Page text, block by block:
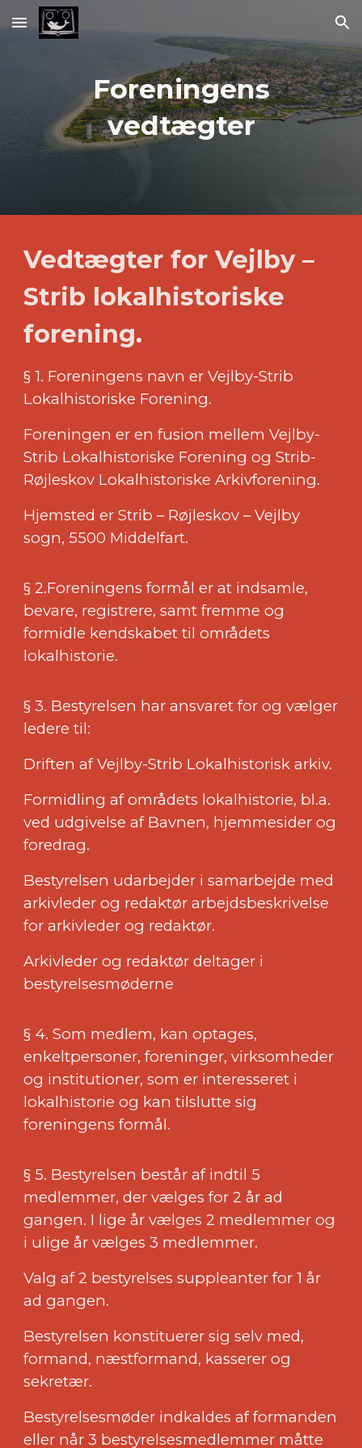
Skip to main content Skip to navigation
Foreningens
vedtægter
Vedtægter for Vejlby –
Strib lokalhistoriske
forening.
§ 1. Foreningens navn er Vejlby-Strib
Lokalhistoriske Forening.
Foreningen er en fusion mellem Vejlby-
Strib Lokalhistoriske Forening og Strib-
Røjleskov Lokalhistoriske Arkivforening.
Hjemsted er Strib – Røjleskov – Vejlby
sogn, 5500 Middelfart.
§ 2.Foreningens formål er at indsamle,
bevare, registrere, samt fremme og
formidle kendskabet til områdets
lokalhistorie.
§ 3. Bestyrelsen har ansvaret for og vælger
ledere til:
Driften af Vejlby-Strib Lokalhistorisk arkiv.
Formidling af områdets lokalhistorie, bl.a.
ved udgivelse af Bavnen, hjemmesider og
foredrag.
Bestyrelsen udarbejder i samarbejde med
arkivleder og redaktør arbejdsbeskrivelse
for arkivleder og redaktør.
Arkivleder og redaktør deltager i
bestyrelsesmøderne
§ 4. Som medlem, kan optages,
enkeltpersoner, foreninger, virksomheder
og institutioner, som er interesseret i
lokalhistorie og kan tilslutte sig
foreningens formål.
§ 5. Bestyrelsen består af indtil 5
medlemmer, der vælges for 2 år ad
gangen. I lige år vælges 2 medlemmer og
i ulige år vælges 3 medlemmer.
Valg af 2 bestyrelses suppleanter for 1 år
ad gangen.
Bestyrelsen konstituerer sig selv med,
formand, næstformand, kasserer og
sekretær.
Bestyrelsesmøder indkaldes af formanden
eller når 3 bestyrelsesmedlemmer måtte